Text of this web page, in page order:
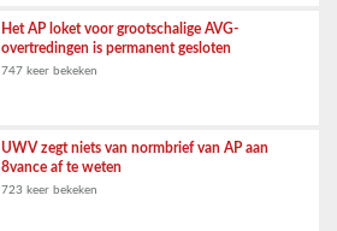
Het AP loket voor grootschalige AVG-
overtredingen is permanent gesloten
747 keer bekeken
UWV zegt niets van normbrief van AP aan
8vance af te weten
723 keer bekeken